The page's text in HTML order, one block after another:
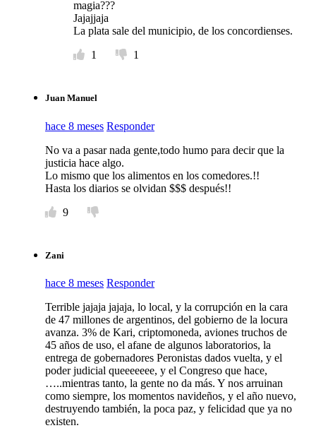
magia???
Jajajjaja
La plata sale del municipio, de los concordienses.
1
1
Juan Manuel
hace 8 meses Responder
No va a pasar nada gente,todo humo para decir que la
justicia hace algo.
Lo mismo que los alimentos en los comedores.!!
Hasta los diarios se olvidan $$$ después!!
9
Zani
hace 8 meses Responder
Terrible jajaja jajaja, lo local, y la corrupción en la cara
de 47 millones de argentinos, del gobierno de la locura
avanza. 3% de Kari, criptomoneda, aviones truchos de
45 años de uso, el afane de algunos laboratorios, la
entrega de gobernadores Peronistas dados vuelta, y el
poder judicial queeeeeee, y el Congreso que hace,
…..mientras tanto, la gente no da más. Y nos arruinan
como siempre, los momentos navideños, y el año nuevo,
destruyendo también, la poca paz, y felicidad que ya no
existen.